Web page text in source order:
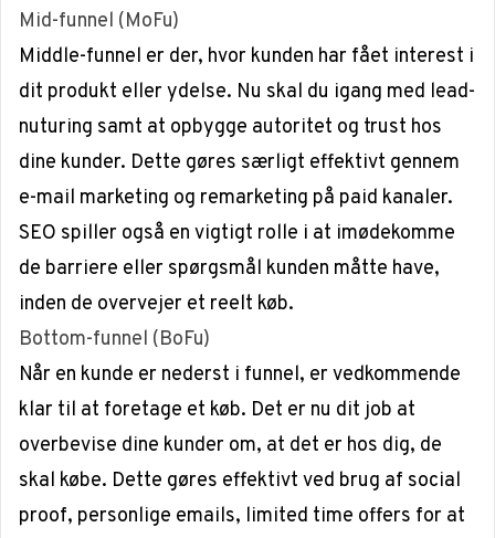
Mid-funnel (MoFu)
Middle-funnel er der, hvor kunden har fået interest i
dit produkt eller ydelse. Nu skal du igang med lead-
nuturing samt at opbygge autoritet og trust hos
dine kunder. Dette gøres særligt effektivt gennem
e-mail marketing og remarketing på paid kanaler.
SEO spiller også en vigtigt rolle i at imødekomme
de barriere eller spørgsmål kunden måtte have,
inden de overvejer et reelt køb.
Bottom-funnel (BoFu)
Når en kunde er nederst i funnel, er vedkommende
klar til at foretage et køb. Det er nu dit job at
overbevise dine kunder om, at det er hos dig, de
skal købe. Dette gøres effektivt ved brug af social
proof, personlige emails, limited time offers for at